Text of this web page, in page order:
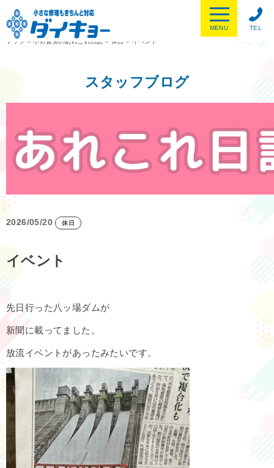
TEL
MENU
トップ
>小野直美のあれこれ日記 > 休日 > イベント
スタッフブログ
2026/05/20 休日
イベント
先日行った八ッ場ダムが
新聞に載ってました。
放流イベントがあったみたいです。